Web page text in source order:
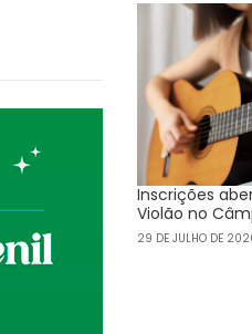
Inscrições
Violão no
29 DE JULHO DE